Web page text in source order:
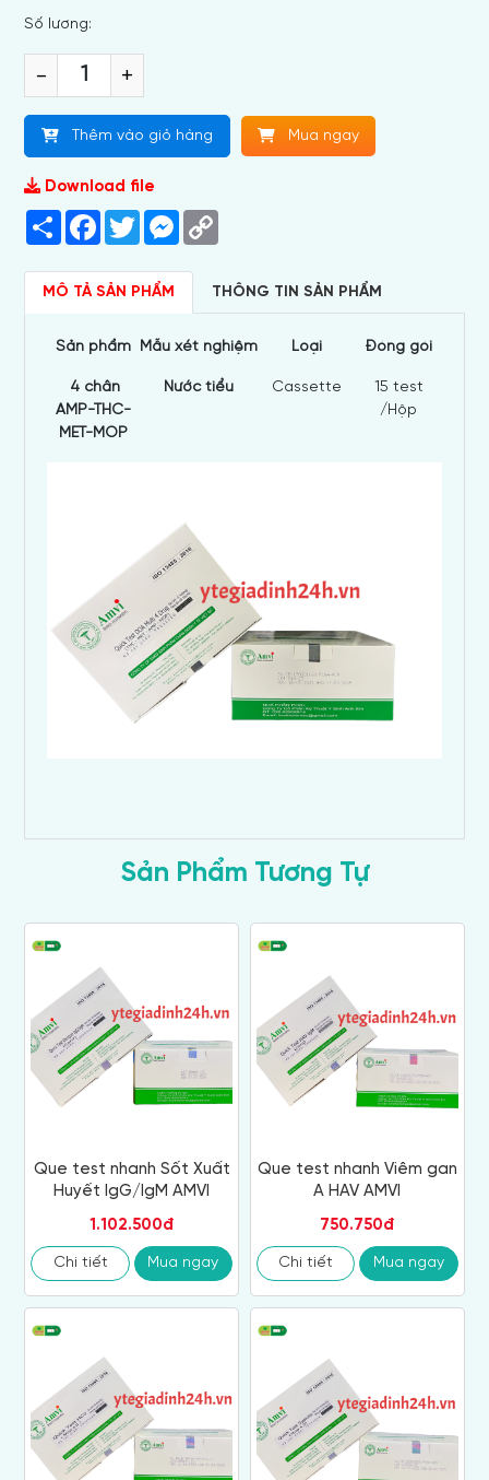
Số lương:
- +
Thêm vào giỏ hàng Mua ngay
Download file
Share Facebook
TwitterMessenger
MÔ TẢ SẢN PHẨM THÔNG TIN SẢN PHẨM
Sản phẩm M ẫu xét nghiệm Loại Đóng gói
4 chân
AMP-THC-
MET-MOP
Nước tiểu Cassette
15 test
/Hộp
Sản Phẩm Tương Tự
Que test nhanh Sốt Xuất
Huyết IgG/IgM AMVI
1.102.500đ
Chi tiết Mua ngay
Que test nhanh Viêm gan
A HAV AMVI
750.750đ
Chi tiết Mua ngay